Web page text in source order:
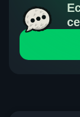
получения
направлений
чат на сайте,